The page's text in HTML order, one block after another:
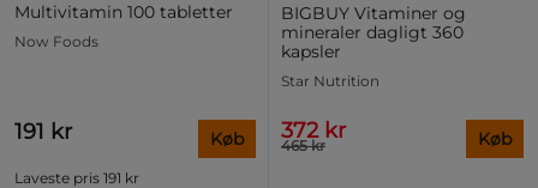
Multivitamin 100 tabletter
Now Foods
191 kr
Laveste pris 191 kr
Køb
BIGBUY Vitaminer og
mineraler dagligt 360
kapsler
Star Nutrition
372 kr
465 kr Køb